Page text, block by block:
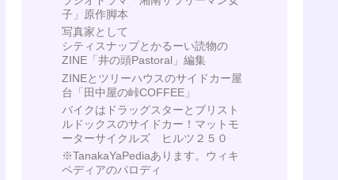
子」原作脚本
写真家として
シティスナップとかるーい読物の
ZINE「井の頭Pastoral」編集
ZINEとツリーハウスのサイドカー屋
台「田中屋の峠COFFEE」
バイクはドラッグスターとブリスト
ルドックスのサイドカー！マットモ
ーターサイクルズ ヒルツ２５０
※TanakaYaPediaあります。ウィキ
ペディアのパロディ